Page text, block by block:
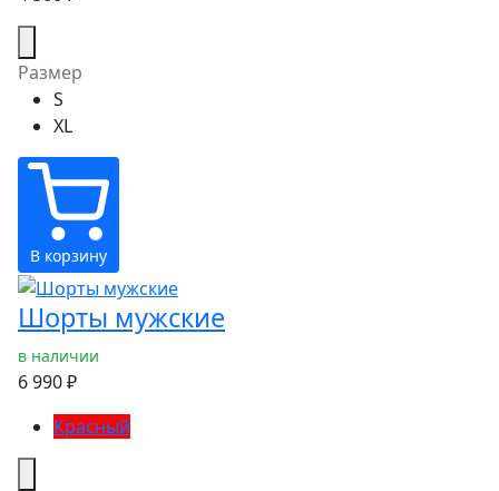
Размер
S
XL
В корзину
Шорты мужские
в наличии
6 990 ₽
Красный